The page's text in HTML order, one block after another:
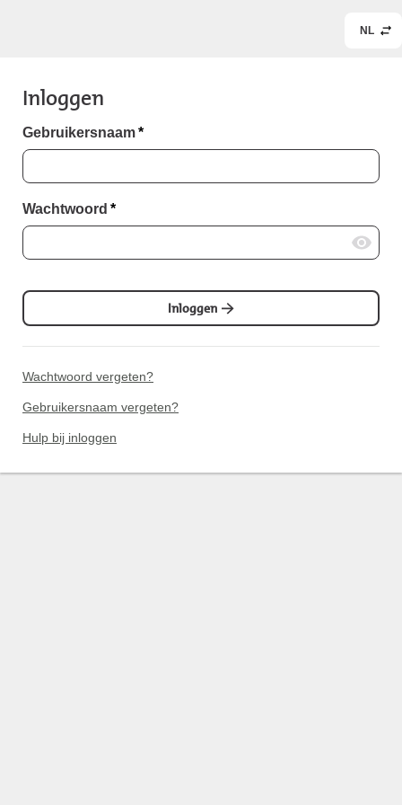
NL
Inloggen
Gebruikersnaam*
Wachtwoord *
Inloggen
Wachtwoord vergeten?
Gebruikersnaam vergeten?
Hulp bij inloggen